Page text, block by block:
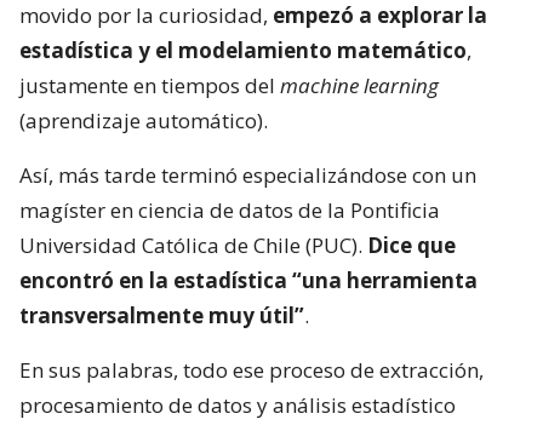
movido por la curiosidad, empezó a explorar la
estadística y el modelamiento matemático,
justamente en tiempos del machine learning
(aprendizaje automático).
Así, más tarde terminó especializándose con un
magíster en ciencia de datos de la Pontificia
Universidad Católica de Chile (PUC). Dice que
encontró en la estadística “una herramienta
transversalmente muy útil”.
En sus palabras, todo ese proceso de extracción,
procesamiento de datos y análisis estadístico